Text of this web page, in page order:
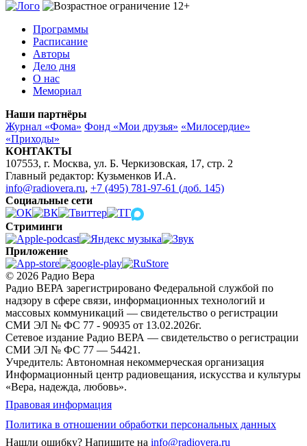
Программы
Расписание
Авторы
Дело дня
О нас
Мемориал
Наши партнёры
Журнал «Фома» Фонд «Мои друзья» «Милосердие»
«Приходы»
КОНТАКТЫ
107553, г. Москва, ул. Б. Черкизовская, 17, стр. 2
Главный редактор: Кузьменков И.А.
info@radiovera.ru, +7 (495) 781-97-61 (доб. 145)
Социальные сети
Стриминги
Приложение
© 2026 Радио Вера
Радио ВЕРА зарегистрировано Федеральной службой по
надзору в сфере связи, информационных технологий и
массовых коммуникаций — свидетельство о регистрации
СМИ ЭЛ № ФС 77 - 90935 от 13.02.2026г.
Сетевое издание Радио ВЕРА — свидетельство о регистрации
СМИ ЭЛ № ФС 77 — 54421.
Учредитель: Автономная некоммерческая организация
Информационный центр радиовещания, искусства и культуры
«Вера, надежда, любовь».
Правовая информация
Политика в отношении обработки персональных данных
Нашли ошибку? Напишите на info@radiovera.ru